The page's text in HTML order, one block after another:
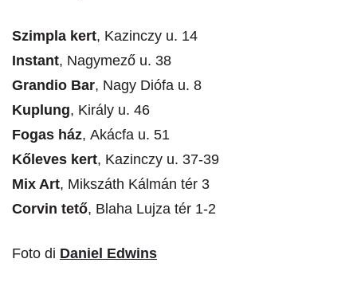
Szimpla kert, Kazinczy u. 14
Instant, Nagymező u. 38
Grandio Bar, Nagy Diófa u. 8
Kuplung, Király u. 46
Fogas ház, Akácfa u. 51
Kőleves kert, Kazinczy u. 37-39
Mix Art, Mikszáth Kálmán tér 3
Corvin tető, Blaha Lujza tér 1-2
Foto di Daniel Edwins